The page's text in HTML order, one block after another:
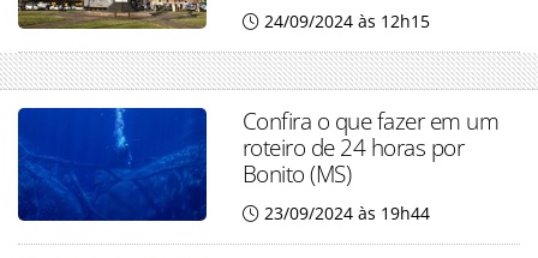
24/09/2024 às 12h15
Confira o que fazer em um
roteiro de 24 horas por
Bonito (MS)
23/09/2024 às 19h44